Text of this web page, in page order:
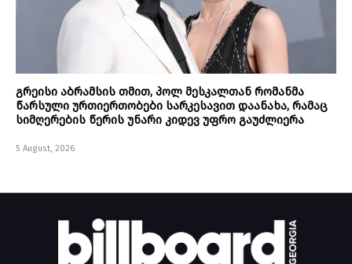
გრეისი აბრამსის თმით, პოლ მესკალთან რომანმა
წარსული ურთიერთობები სარკესავით დაანახა, რამაც
სიმღერების წერის უნარი კიდევ უფრო გაუძლიერა
5 August, 2026